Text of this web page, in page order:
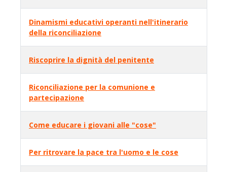
Dinamismi educativi operanti nell'itinerario
della riconciliazione
Riscoprire la dignità del penitente
Riconciliazione per la comunione e
partecipazione
Come educare i giovani alle "cose"
Per ritrovare la pace tra l'uomo e le cose